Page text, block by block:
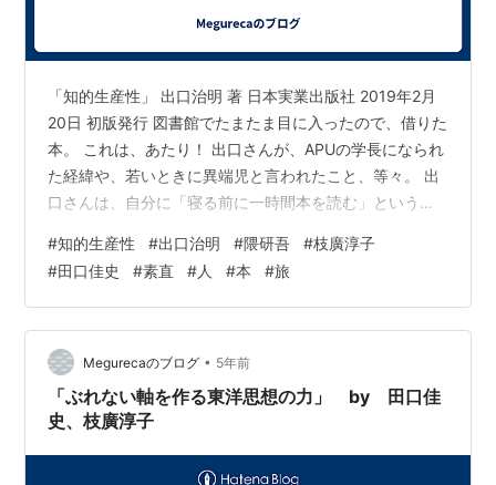
「知的生産性」 出口治明 著 日本実業出版社 2019年2月
20日 初版発行 図書館でたまたま目に入ったので、借りた
本。 これは、あたり！ 出口さんが、APUの学長になられ
た経緯や、若いときに異端児と言われたこと、等々。 出
口さんは、自分に「寝る前に一時間本を読む」というル
んだ本は、１００００冊を越えていると思うと書かれて
いた。 １００００冊？！ 一日一冊読んで、一年で３６５
冊。 １０年でも、３６５０冊。。。 １００００冊読むの
は、２７．４年かかる計算・・・。 いや、すごい。 そり
ゃ、縦横無尽に、地球の端から端まで、時代の端から端
まで、、、話…
#知的生産性 #出口治明 #隈研吾 #枝廣淳子
#田口佳史 #素直 #人 #本 #旅
Megurecaのブログ • 5年前
「ぶれない軸を作る東洋思想の力」 by 田口佳
史、枝廣淳子